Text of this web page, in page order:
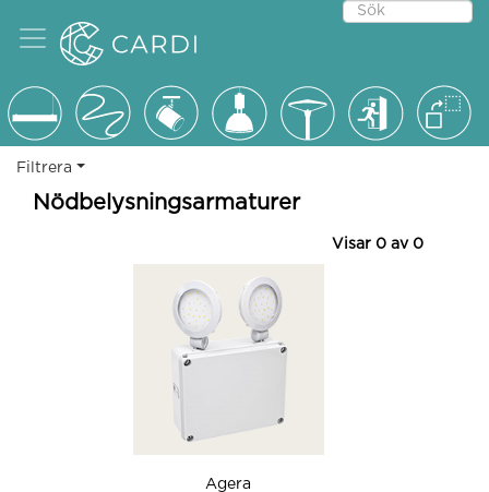
Filtrera
Nödbelysningsarmaturer
Visar 0 av 0
Agera